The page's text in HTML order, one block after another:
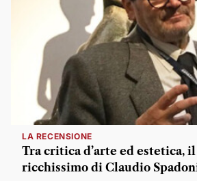
LA RECENSIONE
Tra critica d’arte ed estetica,
ricchissimo di Claudio